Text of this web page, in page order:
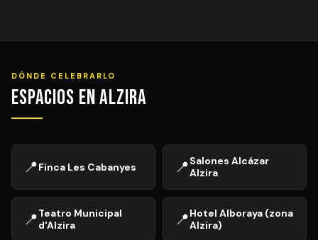
DÓNDE CELEBRARLO
Espacios en Alzira
📍Finca Les Cabanyes 📍Salones Alcázar
Alzira
📍Teatro Municipal
d'Alzira
📍Hotel Alboraya (zona
Alzira)